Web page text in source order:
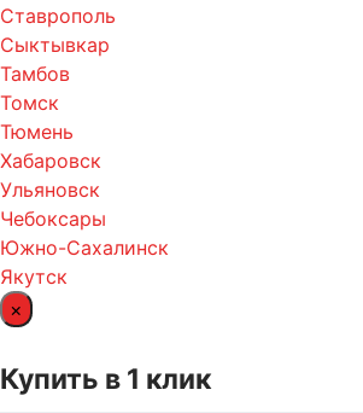
Ставрополь
Сыктывкар
Тамбов
Томск
Тюмень
Хабаровск
Ульяновск
Чебоксары
Южно-Сахалинск
Якутск
×
Купить в 1 клик